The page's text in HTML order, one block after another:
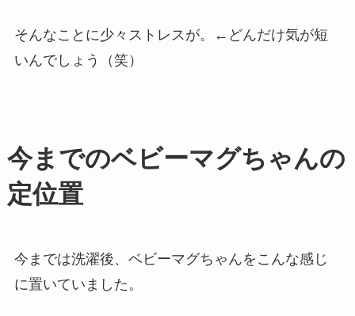
そんなことに少々ストレスが。←どんだけ気が短
いんでしょう（笑）
今までのベビーマグちゃんの
定位置
今までは洗濯後、ベビーマグちゃんをこんな感じ
に置いていました。